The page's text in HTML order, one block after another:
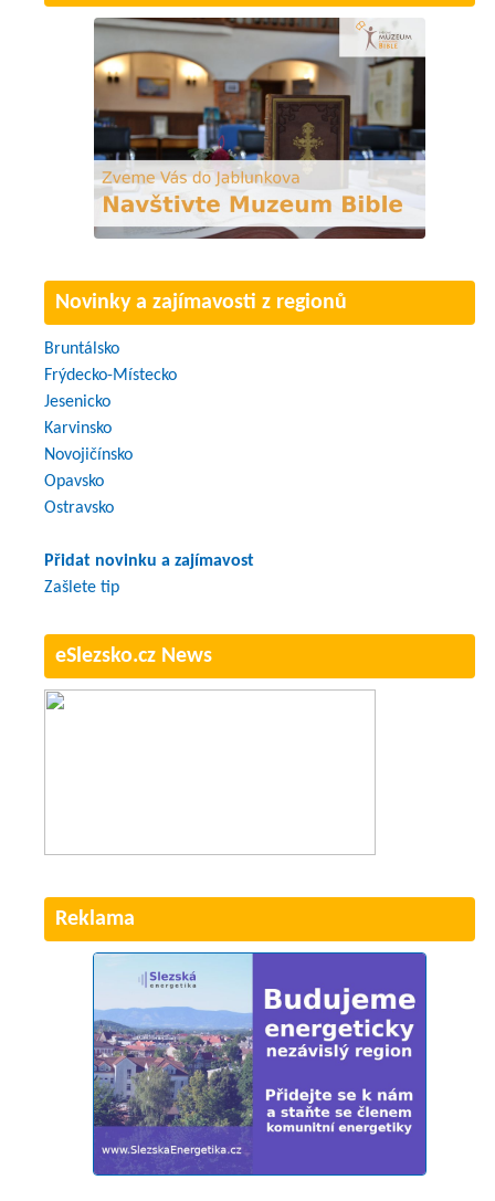
Novinky a zajímavosti z regionů
Bruntálsko
Frýdecko-Místecko
Jesenicko
Karvinsko
Novojičínsko
Opavsko
Ostravsko
Přidat novinku a zajímavost
Zašlete tip
eSlezsko.cz News
Reklama